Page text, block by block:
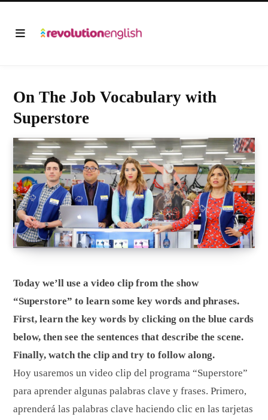
On The Job Vocabulary with
Superstore
Today we’ll use a video clip from the show
“Superstore” to learn some key words and phrases.
First, learn the key words by clicking on the blue cards
below, then see the sentences that describe the scene.
Finally, watch the clip and try to follow along.
Hoy usaremos un video clip del programa “Superstore”
para aprender algunas palabras clave y frases. Primero,
aprenderá las palabras clave haciendo clic en las tarjetas